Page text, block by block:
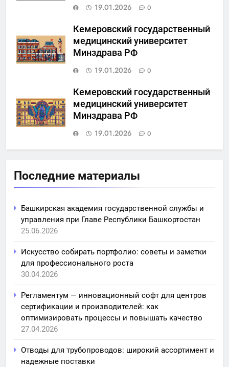
19.01.2026
0
Кемеровский государственный
медицинский университет
Минздрава РФ
19.01.2026
0
Кемеровский государственный
медицинский университет
Минздрава РФ
19.01.2026
0
Последние материалы
Башкирская академия государственной службы и
управления при Главе Республики Башкортостан
25.06.2026
Искусство собирать портфолио: советы и заметки
для профессионального роста
30.04.2026
Регламентум — инновационный софт для центров
сертификации и производителей: как
оптимизировать процессы и повышать качество
27.04.2026
Отводы для трубопроводов: широкий ассортимент и
надежные поставки